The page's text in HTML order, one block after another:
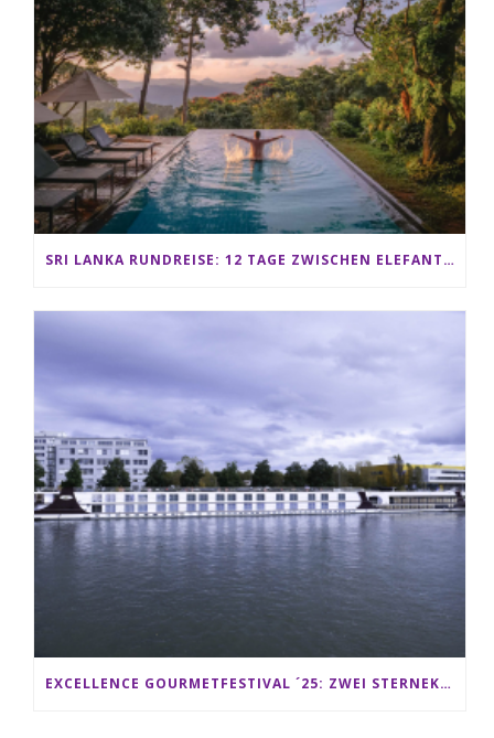
SRI LANKA RUNDREISE: 12 TAGE ZWISCHEN ELEFANTEN, TEEPLANTAGEN & STRAND ALS FAMILIE
EXCELLENCE GOURMETFESTIVAL ´25: ZWEI STERNEKÖCHE ANTONIO GUIDA & DARIO MORESCO VERWÖHNEN IHRE GÄSTE AUF EINER LUXERIÖSEN SCHIFFSREISE